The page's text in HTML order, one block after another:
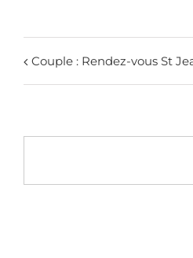
Couple : Rendez-vous St